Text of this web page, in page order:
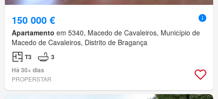
150 000 €
Apartamento em 5340, Macedo de Cavaleiros, Município de
Macedo de Cavaleiros, Distrito de Bragança
T3
3
Há 30+ dias
PROPERSTAR